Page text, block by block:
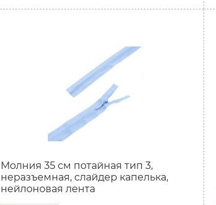
Молния 35 см потайная тип 3,
неразъемная, слайдер капелька,
нейлоновая лента